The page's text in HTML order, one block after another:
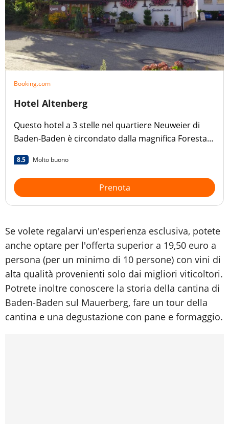
Booking.com
Hotel Altenberg
Questo hotel a 3 stelle nel quartiere Neuweier di
Baden-Baden è circondato dalla magnifica Foresta
8.5 Molto buono
Prenota
Se volete regalarvi un'esperienza esclusiva, potete
anche optare per l'offerta superior a 19,50 euro a
persona (per un minimo di 10 persone) con vini di
alta qualità provenienti solo dai migliori viticoltori.
Potrete inoltre conoscere la storia della cantina di
Baden-Baden sul Mauerberg, fare un tour della
cantina e una degustazione con pane e formaggio.